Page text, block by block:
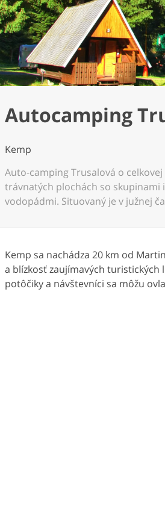
Autocamping
Kemp
Auto-camping Trusalová o
trávnatých plochách so skupinami
vodopádmi. Situovaný je v južnej
Kemp sa nachádza 20 km od
a blízkosť zaujímavých turistických
potôčiky a návštevníci sa môžu